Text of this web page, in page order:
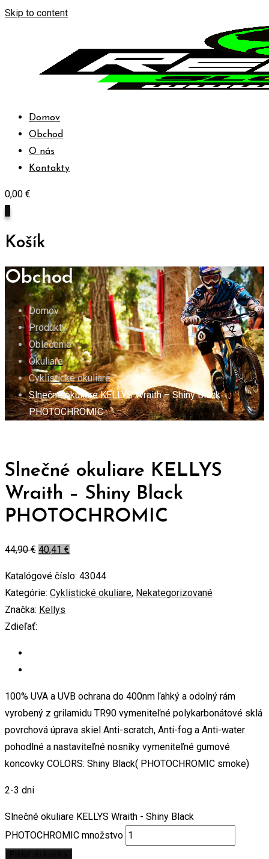
Skip to content
Domov
Obchod
O nás
Kontakty
0,00 €
Košík
Obchod
Domov
Produkty
Oblečenie
Okuliare
Cyklistické okuliare
Slnečné okuliare KELLYS Wraith – Shiny Black
PHOTOCHROMIC
Slnečné okuliare KELLYS
Wraith – Shiny Black
PHOTOCHROMIC
44,90€ 40,41 €
Katalógové číslo: 43044
Kategórie: Cyklistické okuliare, Nekategorizované
Značka: Kellys
Zdieľať:
100% UVA a UVB ochrana do 400nm ľahký a odolný rám
vyrobený z grilamidu TR90 vymeniteľné polykarbonátové sklá
povrchová úprava skiel Anti-scratch, Anti-fog a Anti-water
pohodlné a nastaviteľné nosníky vymeniteľné gumové
koncovky COLORS: Shiny Black( PHOTOCHROMIC smoke)
2-3 dni
Slnečné okuliare KELLYS Wraith - Shiny Black
PHOTOCHROMIC množstvo